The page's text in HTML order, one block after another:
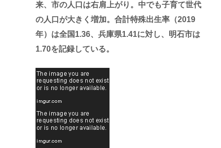
来、市の人口は右肩上がり。中でも子育て世代
の人口が大きく増加。合計特殊出生率（2019
年）は全国1.36、兵庫県1.41に対し、明石市は
1.70を記録している。